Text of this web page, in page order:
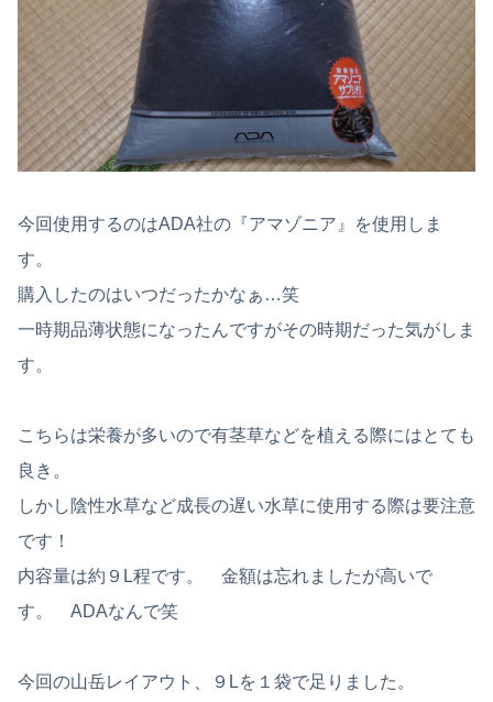
今回使用するのはADA社の『アマゾニア』を使用しま
す。
購入したのはいつだったかなぁ…笑
一時期品薄状態になったんですがその時期だった気がしま
す。
こちらは栄養が多いので有茎草などを植える際にはとても
良き。
しかし陰性水草など成長の遅い水草に使用する際は要注意
です！
内容量は約９L程です。 金額は忘れましたが高いで
す。 ADAなんで笑
今回の山岳レイアウト、９Lを１袋で足りました。